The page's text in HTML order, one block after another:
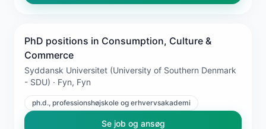
PhD positions in Consumption, Culture &
Commerce
Syddansk Universitet (University of Southern Denmark
- SDU) · Fyn, Fyn
ph.d., professionshøjskole og erhvervsakademi
Se job og ansøg